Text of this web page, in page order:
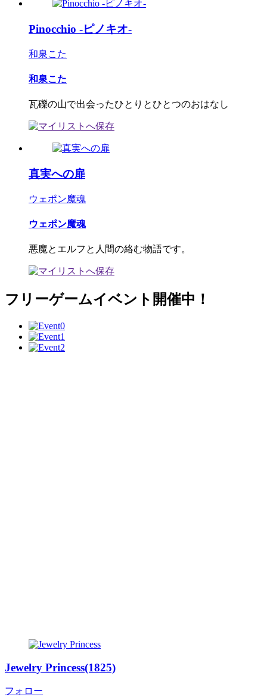
Pinocchio -ピノキオ-
和泉こた
和泉こた
瓦礫の山で出会ったひとりとひとつのおはなし
真実への扉
ウェポン魔魂
ウェポン魔魂
悪魔とエルフと人間の絡む物語です。
フリーゲームイベント開催中！
Jewelry Princess(1825)
フォロー